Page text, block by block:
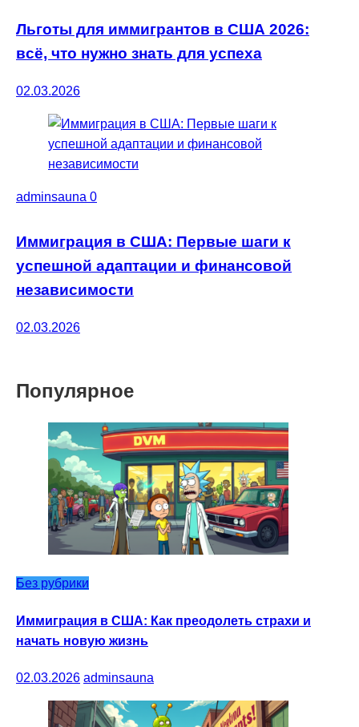
Льготы для иммигрантов в США 2026:
всё, что нужно знать для успеха
02.03.2026
adminsauna 0
Иммиграция в США: Первые шаги к
успешной адаптации и финансовой
независимости
02.03.2026
Популярное
Без рубрики
Иммиграция в США: Как преодолеть страхи и
начать новую жизнь
02.03.2026 adminsauna